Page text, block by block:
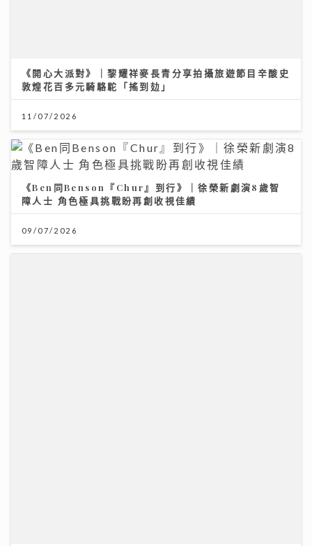
《開心大派對》｜黎耀祥麥長青分享拍攝旅遊節目辛酸史
敦煌花百多元騎駱駝「搖到攰」
11/07/2026
《Ben同Benson『Chur』到行》｜徐榮新劇演8歲智
障人士 角色極具挑戰盼再創收視佳績
09/07/2026